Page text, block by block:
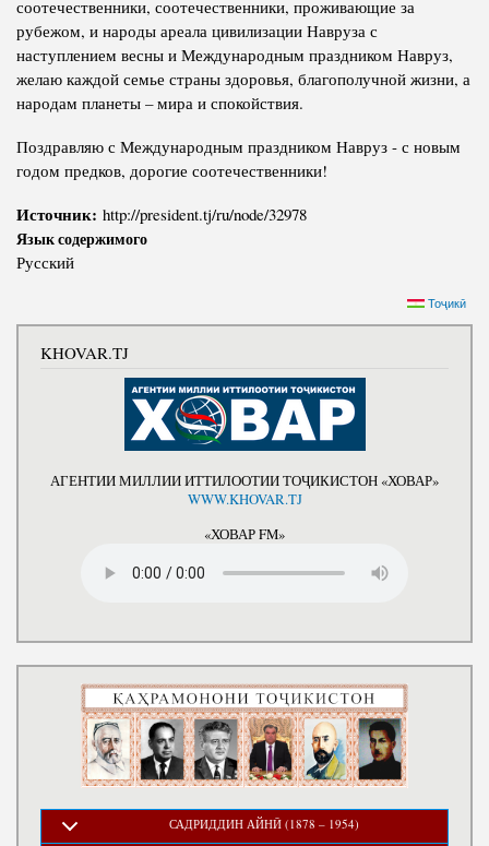
соотечественники, соотечественники, проживающие за
рубежом, и народы ареала цивилизации Навруза с
наступлением весны и Международным праздником Навруз,
желаю каждой семье страны здоровья, благополучной жизни, а
народам планеты – мира и спокойствия.
Поздравляю с Международным праздником Навруз - с новым
годом предков, дорогие соотечественники!
Источник: http://president.tj/ru/node/32978
Язык содержимого
Русский
Тоҷикӣ
KHOVAR.TJ
АГЕНТИИ МИЛЛИИ ИТТИЛООТИИ ТОҶИКИСТОН «ХОВАР»
WWW.KHOVAR.TJ
«ХОВАР FM»
САДРИДДИН АЙНӢ (1878 – 1954)